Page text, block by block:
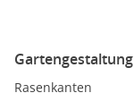
Gartengestaltung
Rasenkanten